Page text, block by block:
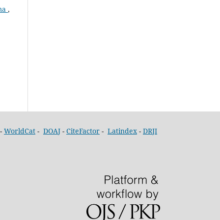
,
WorldCat - DOAJ - CiteFactor - Latindex - DRJI